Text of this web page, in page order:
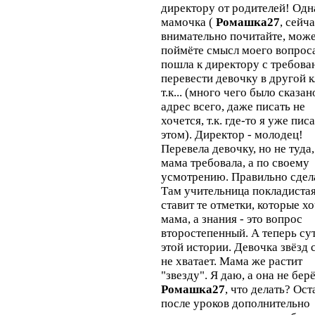
директору от родителей!
мамочка ( Ромашка27,
внимательно почитайте,
поймёте смысл моего
пошла к директору с
перевести девочку в другой
т.к... (много чего было
адрес всего, даже писать не
хочется, т.к. где-то я уже
этом). Директор - молодец!
Перевела девочку, но не
мама требовала, а по своему
усмотрению. Правильно
Там учительница
ставит те отметки, которые
мама, а знания - это вопрос
второстепенный. А теперь
этой истории. Девочка звёзд
не хватает. Мама же растит
"звезду". Я даю, а она не
Ромашка27, что делать?
после уроков дополнительно